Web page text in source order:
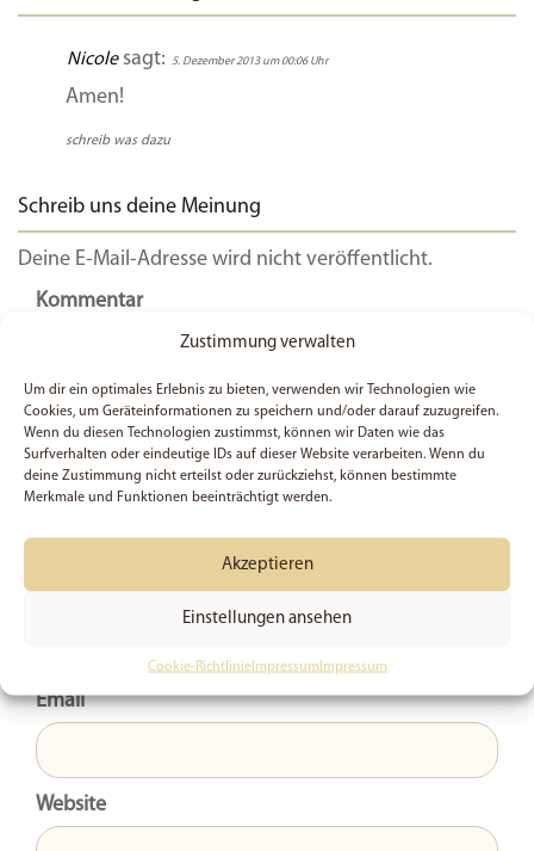
Zustimmung verwalten
Um dir ein optimales Erlebnis zu bieten, verwenden wir Technologien wie
Cookies, um Geräteinformationen zu speichern und/oder darauf zuzugreifen.
Wenn du diesen Technologien zustimmst, können wir Daten wie das
Surfverhalten oder eindeutige IDs auf dieser Website verarbeiten. Wenn du
deine Zustimmung nicht erteilst oder zurückziehst, können bestimmte
Merkmale und Funktionen beeinträchtigt werden.
Akzeptieren
Einstellungen ansehen
Cookie-RichtlinieImpressum Impressum
Nicole sagt: 5. Dezember 2013 um 00:06 Uhr
Amen!
schreib was dazu
Schreib uns deine Meinung
Deine E-Mail-Adresse wird nicht veröffentlicht.
Kommentar
Name
Email
Website